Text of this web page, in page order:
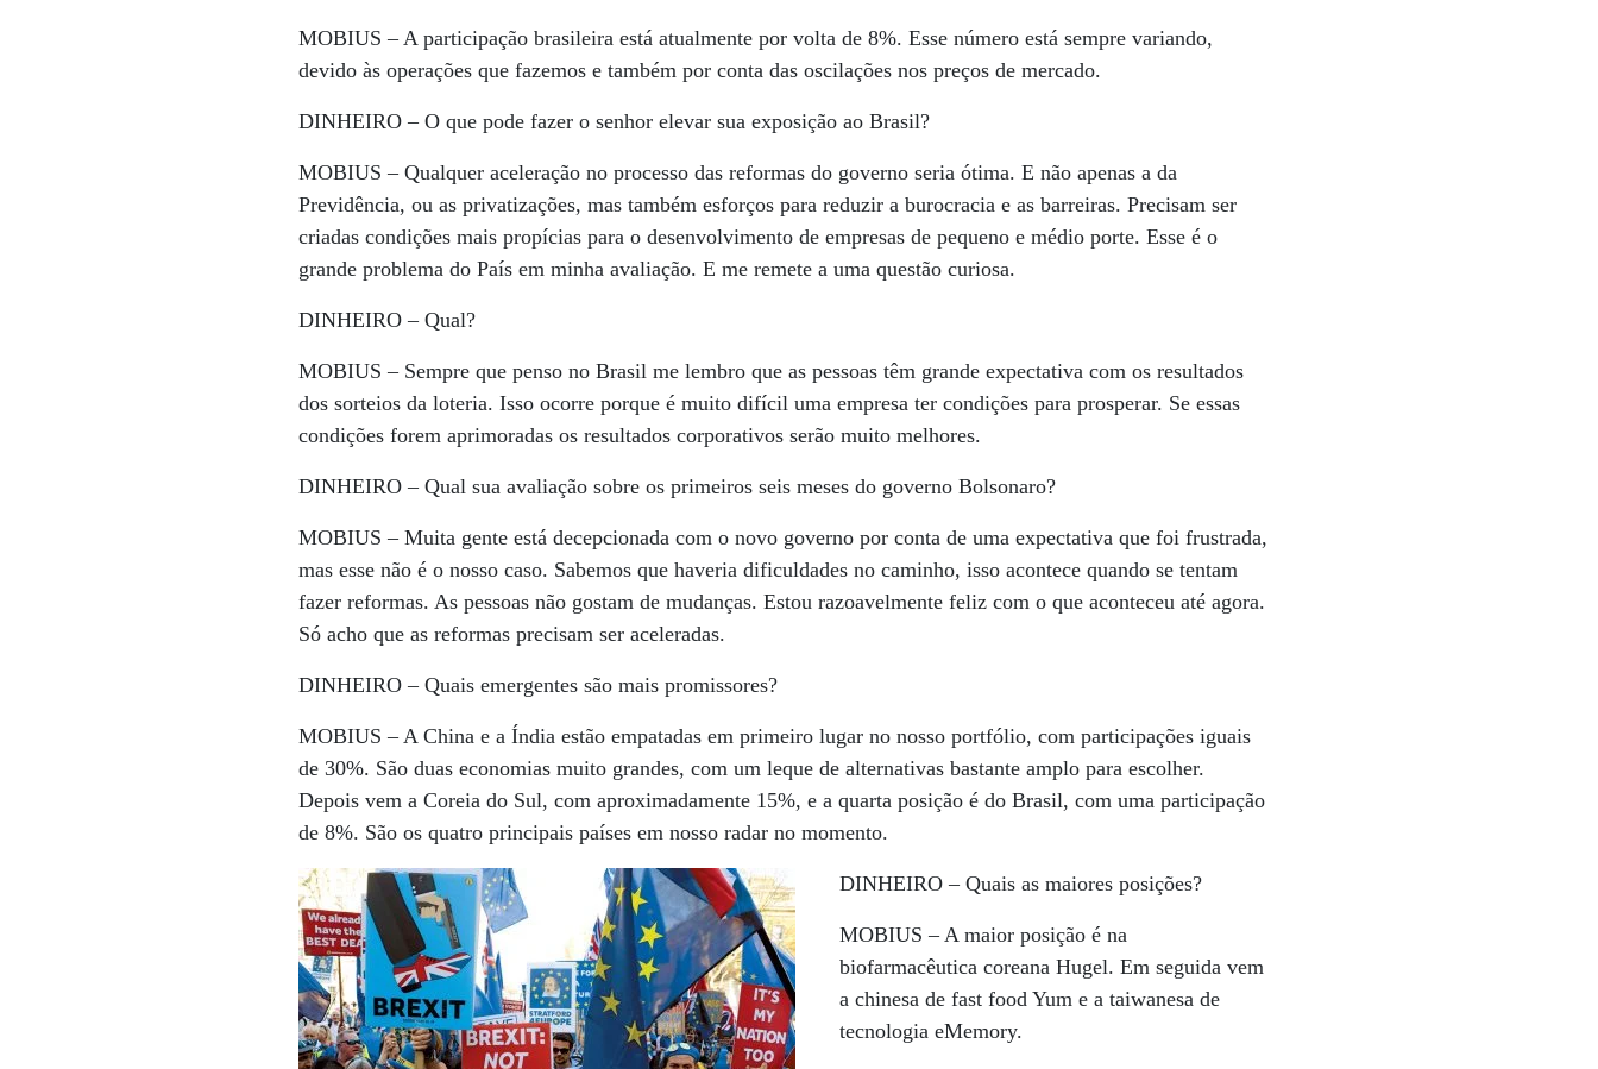
MOBIUS –A participação brasileira está atualmente por volta de 8%. Esse número está sempre variando,
devido às operações que fazemos e também por conta das oscilações nos preços de mercado.
DINHEIRO –O que pode fazer o senhor elevar sua exposição ao Brasil?
MOBIUS –Qualquer aceleração no processo das reformas do governo seria ótima. E não apenas a da
Previdência, ou as privatizações, mas também esforços para reduzir a burocracia e as barreiras. Precisam ser
criadas condições mais propícias para o desenvolvimento de empresas de pequeno e médio porte. Esse é o
grande problema do País em minha avaliação. E me remete a uma questão curiosa.
DINHEIRO –Qual?
MOBIUS –Sempre que penso no Brasil me lembro que as pessoas têm grande expectativa com os resultados
dos sorteios da loteria. Isso ocorre porque é muito difícil uma empresa ter condições para prosperar. Se essas
condições forem aprimoradas os resultados corporativos serão muito melhores.
DINHEIRO –Qual sua avaliação sobre os primeiros seis meses do governo Bolsonaro?
MOBIUS –Muita gente está decepcionada com o novo governo por conta de uma expectativa que foi frustrada,
mas esse não é o nosso caso. Sabemos que haveria dificuldades no caminho, isso acontece quando se tentam
fazer reformas. As pessoas não gostam de mudanças. Estou razoavelmente feliz com o que aconteceu até agora.
Só acho que as reformas precisam ser aceleradas.
DINHEIRO –Quais emergentes são mais promissores?
MOBIUS –A China e a Índia estão empatadas em primeiro lugar no nosso portfólio, com participações iguais
de 30%. São duas economias muito grandes, com um leque de alternativas bastante amplo para escolher.
Depois vem a Coreia do Sul, com aproximadamente 15%, e a quarta posição é do Brasil, com uma participação
de 8%. São os quatro principais países em nosso radar no momento.
DINHEIRO –Quais as maiores posições?
MOBIUS –A maior posição é na
biofarmacêutica coreana Hugel. Em seguida vem
a chinesa de fast food Yum e a taiwanesa de
tecnologia eMemory.